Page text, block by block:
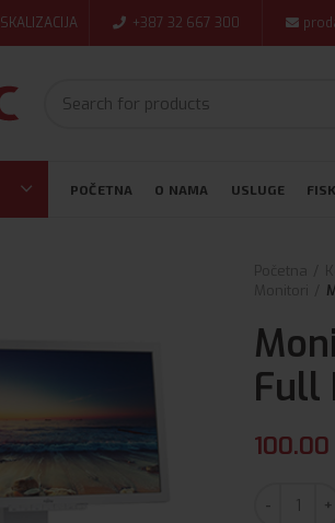
+387 32 667 300
POČETNA O NAMA USLUGE
Full
100.00